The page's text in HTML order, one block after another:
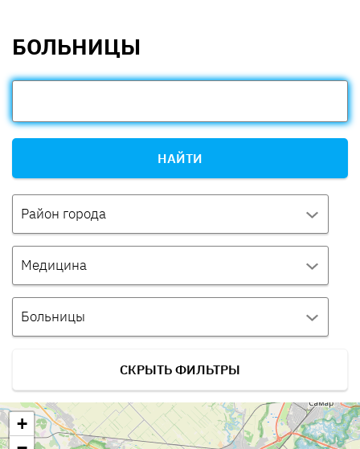
БОЛЬНИЦЫ
НАЙТИ
Район города
Медицина
Больницы
СКРЫТЬ ФИЛЬТРЫ
+